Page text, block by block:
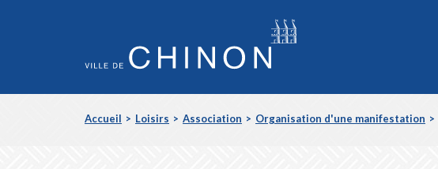
Accueil Loisirs Association Organisation d'une manifestation